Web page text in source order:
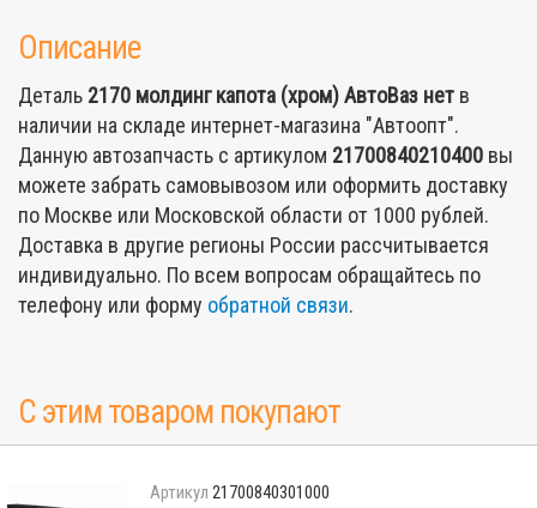
Описание
Деталь 2170 молдинг капота (хром) АвтоВаз нет в
наличии на складе интернет-магазина "Автоопт".
Данную автозапчасть с артикулом 21700840210400 вы
можете забрать самовывозом или оформить доставку
по Москве или Московской области от 1000 рублей.
Доставка в другие регионы России рассчитывается
индивидуально. По всем вопросам обращайтесь по
телефону или форму обратной связи.
С этим товаром покупают
21700840301000